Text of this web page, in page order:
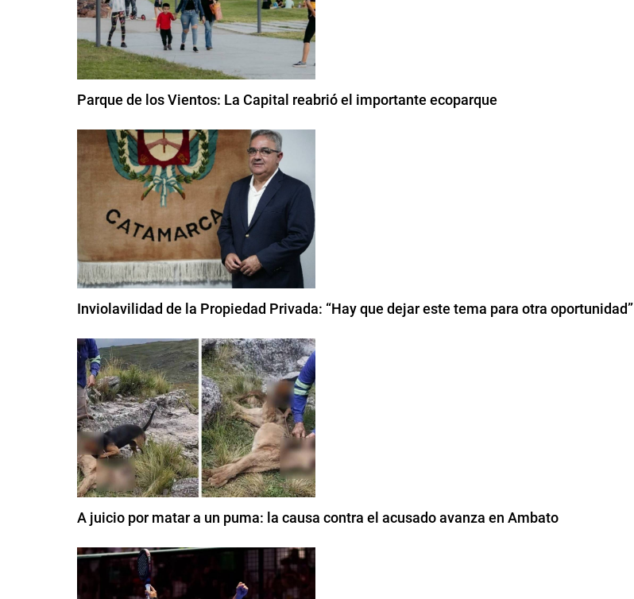
Parque de los Vientos: La Capital reabrió el importante ecoparque
Inviolavilidad de la Propiedad Privada: “Hay que dejar este tema para otra oportunidad”
A juicio por matar a un puma: la causa contra el acusado avanza en Ambato